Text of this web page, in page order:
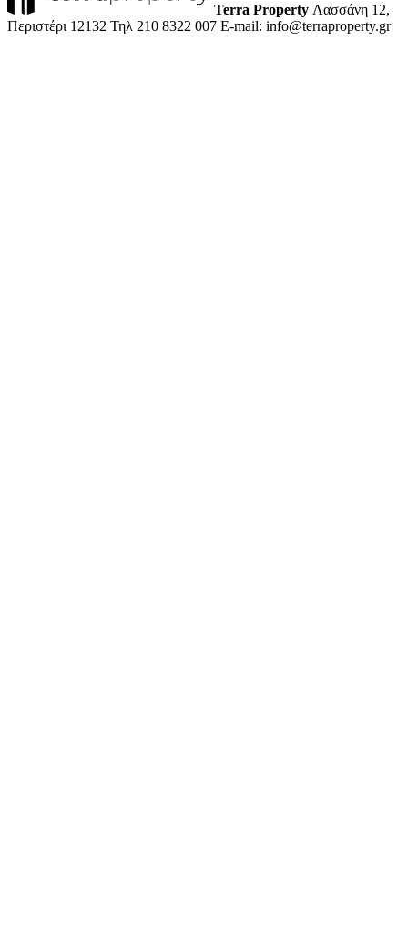
Terra Property Λασσάνη 12,
Περιστέρι 12132 Τηλ 210 8322 007 E-mail: info@terraproperty.gr